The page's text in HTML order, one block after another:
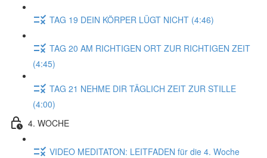
TAG 19 DEIN KÖRPER LÜGT NICHT (4:46)
TAG 20 AM RICHTIGEN ORT ZUR RICHTIGEN ZEIT
(4:45)
TAG 21 NEHME DIR TÄGLICH ZEIT ZUR STILLE
(4:00)
4. WOCHE
VIDEO MEDITATON: LEITFADEN für die 4. Woche